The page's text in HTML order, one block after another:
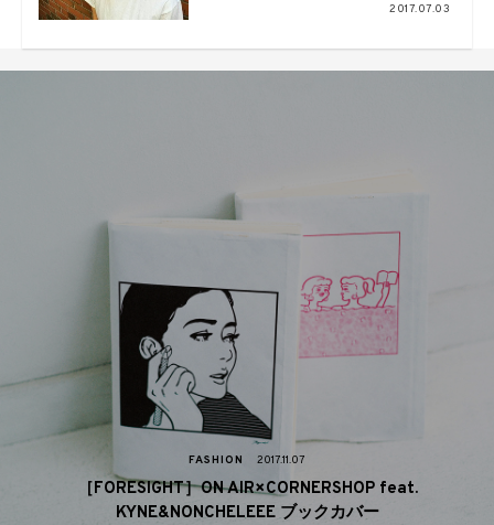
2017.07.03
FASHION 2017.11.07
［FORESIGHT］ON AIR×CORNERSHOP feat.
KYNE&NONCHELEEE ブックカバー